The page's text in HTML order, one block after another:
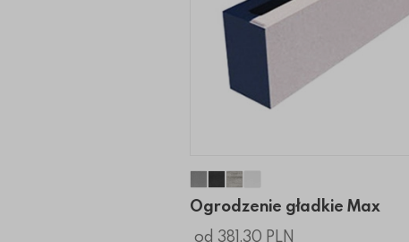
Ogrodzenie gładkie Max
Ogrodzenie gładkie Max
Ogrodzenie gładkie Max
Ogrodzenie gładkie Max
od 381.30 PLN